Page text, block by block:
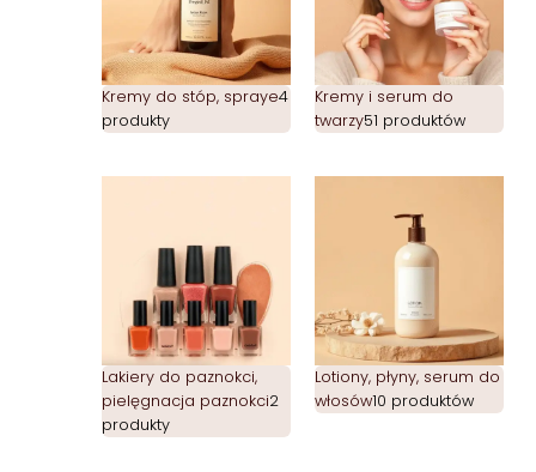
Kremy do stóp, spraye4
produkty
Kremy i serum do
twarzy51 produktów
Lakiery do paznokci,
pielęgnacja paznokci2
produkty
Lotiony, płyny, serum do
włosów10 produktów